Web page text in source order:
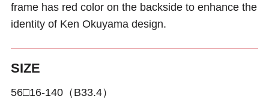
frame has red color on the backside to enhance the
identity of Ken Okuyama design.
SIZE
56□16-140（B33.4）